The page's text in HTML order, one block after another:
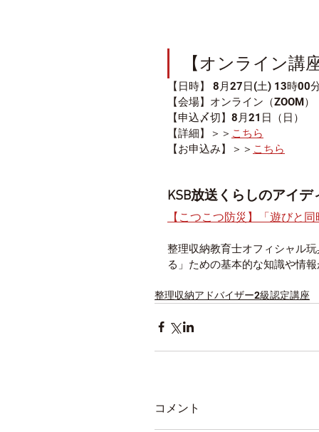
【オンライン講
【日時】 8月27日(土) 13時00
​【会場】オンライン（ZOOM）
​【申込〆切】8月21日（日）
【詳細】＞＞ こちら
【お申込み】＞＞ こちら
KSB放送くらしのアイ
【こつこつ防災】「遊びと
整理収納教育士オフィシャル
る」ための基本的な知識や情報
整理収納アドバイザー2級認定講座
コメント